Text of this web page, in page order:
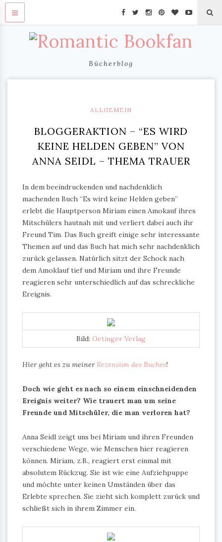
Bücherblog
ALLGEMEIN
BLOGGERAKTION – “ES WIRD
KEINE HELDEN GEBEN” VON
ANNA SEIDL – THEMA TRAUER
In dem beeindruckenden und nachdenklich
machenden Buch “Es wird keine Helden geben”
erlebt die Hauptperson Miriam einen Amokauf ihres
Mitschülers hautnah mit und verliert dabei auch ihr
Freund Tim. Das Buch greift einige sehr interessante
Themen auf und das Buch hat mich sehr nachdenklich
zurück gelassen. Natürlich sitzt der Schock nach
dem Amoklauf tief und Miriam und ihre Freunde
reagieren sehr unterschiedlich auf das schreckliche
Ereignis.
Bild: Oetinger Verlag
Hier geht es zu meiner Rezension des Buches!
Doch wie geht es nach so einem einschneidenden
Ereignis weiter? Wie trauert man um seine
Freunde und Mitschüler, die man verloren hat?
Anna Seidl zeigt uns bei Miriam und ihren Freunden
verschiedene Wege, wie Menschen hier reagieren
können. Miriam, z.B., reagiert erst einmal mit
absolutem Rückzug. Sie ist wie eine Aufziehpuppe
und möchte unter keinen Umständen über das
Erlebte sprechen. Sie zieht sich komplett zurück und
schließt sich in ihrem Zimmer ein.